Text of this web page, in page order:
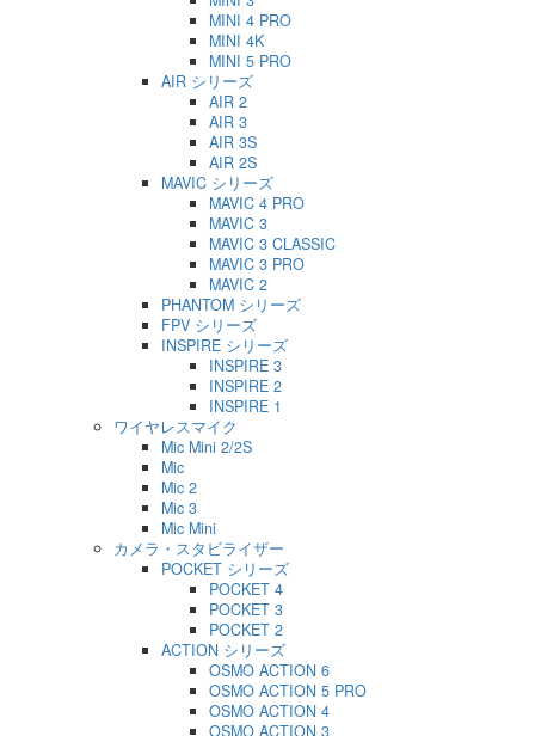
MINI 4 PRO
MINI 4K
MINI 5 PRO
AIR シリーズ
AIR 2
AIR 3
AIR 3S
AIR 2S
MAVIC シリーズ
MAVIC 4 PRO
MAVIC 3
MAVIC 3 CLASSIC
MAVIC 3 PRO
MAVIC 2
PHANTOM シリーズ
FPV シリーズ
INSPIRE シリーズ
INSPIRE 3
INSPIRE 2
INSPIRE 1
ワイヤレスマイク
Mic Mini 2/2S
Mic
Mic 2
Mic 3
Mic Mini
カメラ・スタビライザー
POCKET シリーズ
POCKET 4
POCKET 3
POCKET 2
ACTION シリーズ
OSMO ACTION 6
OSMO ACTION 5 PRO
OSMO ACTION 4
OSMO ACTION 3